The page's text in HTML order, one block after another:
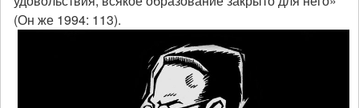
(Он же 1994: 113).